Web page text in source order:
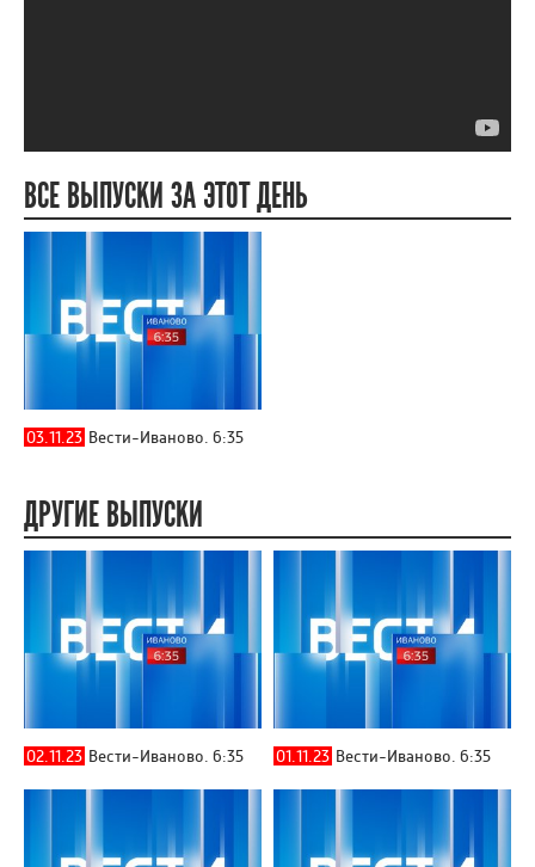
ВСЕ ВЫПУСКИ ЗА ЭТОТ ДЕНЬ
03.11.23 Вести-Иваново. 6:35
ДРУГИЕ ВЫПУСКИ
02.11.23 Вести-Иваново. 6:35 01.11.23 Вести-Иваново. 6:35